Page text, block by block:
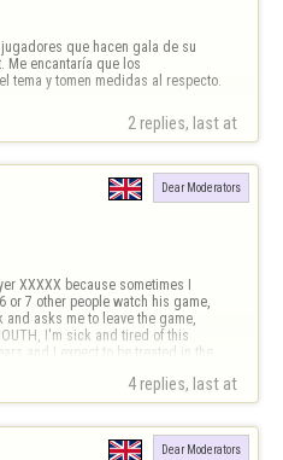
que hacen gala de su
Me encantaría que los
tema y tomen medidas al respecto.
2 replies, last at
Dear Moderators
XXXXX because sometimes I
or 7 other people watch his game,
asks me to leave the game,
I'm sick and tired of this
and I expect to be treated in the
4 replies, last at
Dear Moderators